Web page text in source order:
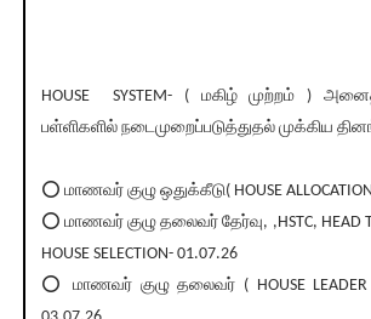
HOUSE SYSTEM- ( மகிழ் முற்றம் )
பள்ளிகளில் நடைமுறைப்படுத்துதல் முக்கிய
⭕ மாணவர் குழு ஒதுக்கீடு( HOUSE
⭕ மாணவர் குழு தலைவர் தேர்வு, ,HSTC, HEAD
HOUSE SELECTION- 01.07.26
⭕ மாணவர் குழு தலைவர் ( HOUSE LEADER